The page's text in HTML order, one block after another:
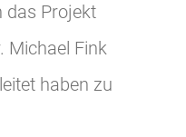
das Projekt
Michael Fink
haben zu